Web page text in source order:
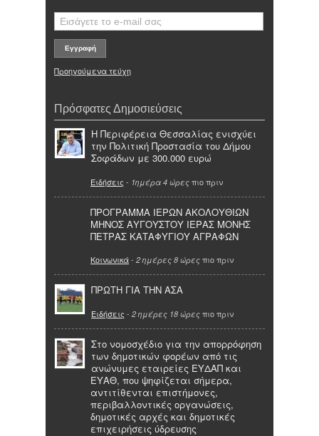
Προηγούμενα τεύχη
Πρόσφατες Δημοσιεύσεις
Η Περιφέρεια Θεσσαλίας ενισχύει
την Πολιτική Προστασία του Δήμου
Σοφάδων με 300.000 ευρώ
Ειδήσεις - 1ημέρα 4 ώρες πιο πριν
ΠΡΟΓΡΑΜΜΑ ΙΕΡΩΝ ΑΚΟΛΟΥΘΙΩΝ
ΜΗΝΟΣ ΑΥΓΟΥΣΤΟΥ ΙΕΡΑΣ ΜΟΝΗΣ
ΠΕΤΡΑΣ ΚΑΤΑΦΥΓΙΟΥ ΑΓΡΑΦΩΝ
Κοινωνικά- 2 ημέρες 8 ώρες πιο πριν
ΠΡΩΤΗ ΓΙΑ ΤΗΝ ΑΣΑ
Ειδήσεις - 2 ημέρες 18 ώρες πιο πριν
Στο νομοσχέδιο για την απορρόφηση
των δημοτικών φορέων από τις
ανώνυμες εταιρείες ΕΥΔΑΠ και
ΕΥΑΘ, που ψηφίζεται σήμερα,
αντιτίθενται επιστήμονες,
περιβαλλοντικές οργανώσεις,
δημοτικές αρχές και δημοτικές
επιχειρήσεις ύδρευσης